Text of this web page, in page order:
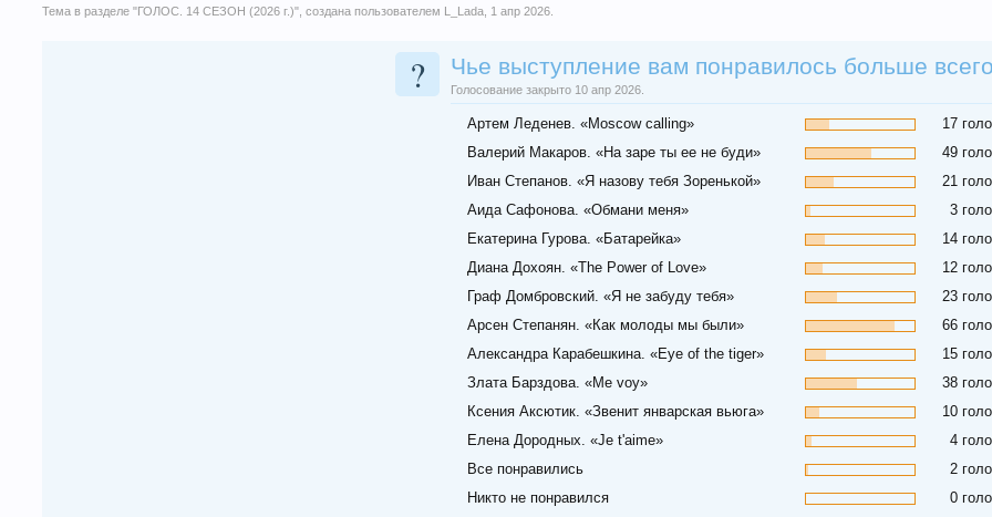
Тема в разделе "ГОЛОС. 14 СЕЗОН (2026 г.)", создана пользователем L_Lada 1 апр 2026
? Чье выступление вам понравилось больше
Голосование закрыто 10 апр 2026.
Артем Леденев. «Moscow calling»
17
Валерий Макаров. «На заре ты ее не буди»
49
Иван Степанов. «Я назову тебя Зоренькой»
21
Аида Сафонова. «Обмани меня»
3
Екатерина Гурова. «Батарейка»
14
Диана Дохоян. «The Power of Love»
12
Граф Домбровский. «Я не забуду тебя»
23
Арсен Степанян. «Как молоды мы были»
66
Александра Карабешкина. «Eye of the tiger»
15
Злата Барздова. «Me voy»
38
Ксения Аксютик. «Звенит январская вьюга»
10
Елена Дородных. «Je t'aime»
4
Все понравились
2
Никто не понравился
0